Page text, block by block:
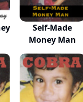
Self-Made
Money Man